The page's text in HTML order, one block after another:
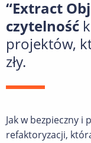
“Extract
czytelność
projektów,
zły.
Jak w bezpieczny
refaktoryzacji,